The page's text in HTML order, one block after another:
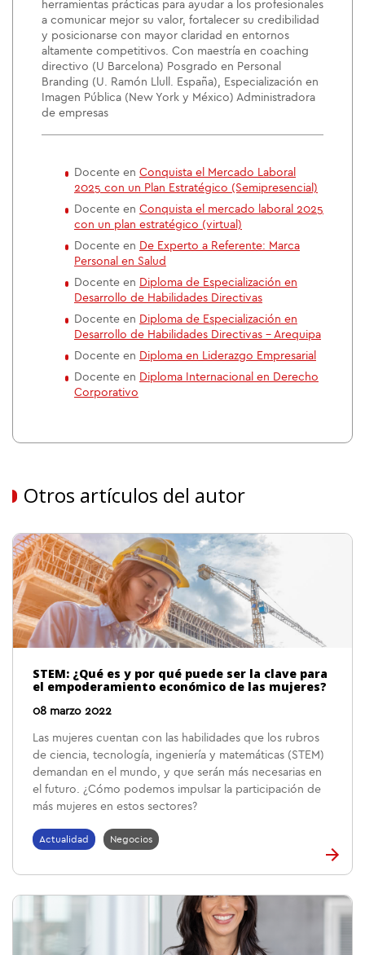
herramientas prácticas para ayudar a los profesionales
a comunicar mejor su valor, fortalecer su credibilidad
y posicionarse con mayor claridad en entornos
altamente competitivos. Con maestría en coaching
directivo (U Barcelona) Posgrado en Personal
Branding (U. Ramón Llull. España), Especialización en
Imagen Pública (New York y México) Administradora
de empresas
Docente en Conquista el Mercado Laboral
2025 con un Plan Estratégico (Semipresencial)
Docente en Conquista el mercado laboral 2025
con un plan estratégico (virtual)
Docente en De Experto a Referente: Marca
Personal en Salud
Docente en Diploma de Especialización en
Desarrollo de Habilidades Directivas
Docente en Diploma de Especialización en
Desarrollo de Habilidades Directivas - Arequipa
Docente en Diploma en Liderazgo Empresarial
Docente en Diploma Internacional en Derecho
Corporativo
Otros artículos del autor
STEM: ¿Qué es y por qué puede ser la clave para
el empoderamiento económico de las mujeres?
08 marzo 2022
Las mujeres cuentan con las habilidades que los rubros
de ciencia, tecnología, ingeniería y matemáticas (STEM)
demandan en el mundo, y que serán más necesarias en
el futuro. ¿Cómo podemos impulsar la participación de
más mujeres en estos sectores?
Actualidad Negocios